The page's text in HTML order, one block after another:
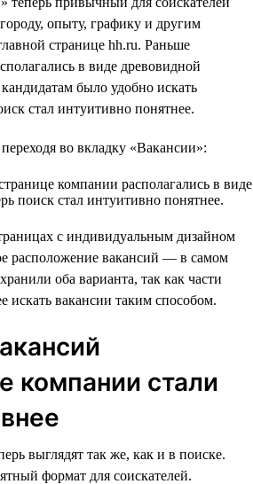
опыту, графику и другим
странице hh.ru. Раньше
в виде древовидной
было удобно искать
стал интуитивно понятнее.
во вкладку «Вакансии»:
с индивидуальным дизайном
расположение вакансий — в самом
оба варианта, так как части
искать вакансии таким способом.
компании стали
выглядят так же, как и в поиске.
формат для соискателей.